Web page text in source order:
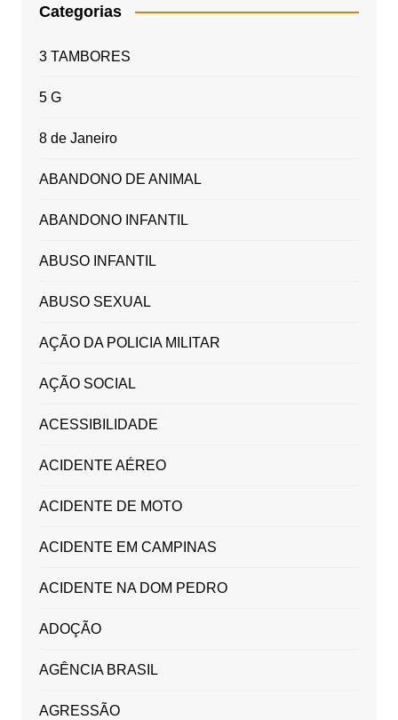
Categorias
3 TAMBORES
5 G
8 de Janeiro
ABANDONO DE ANIMAL
ABANDONO INFANTIL
ABUSO INFANTIL
ABUSO SEXUAL
AÇÃO DA POLICIA MILITAR
AÇÃO SOCIAL
ACESSIBILIDADE
ACIDENTE AÉREO
ACIDENTE DE MOTO
ACIDENTE EM CAMPINAS
ACIDENTE NA DOM PEDRO
ADOÇÃO
AGÊNCIA BRASIL
AGRESSÃO